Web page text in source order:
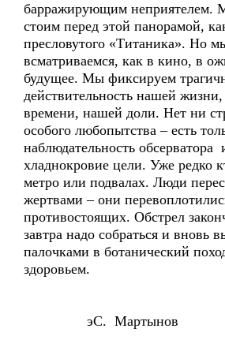
барражирующим неприятелем.
стоим перед этой панорамой,
пресловутого «Титаника». Но
всматриваемся, как в кино, в
будущее. Мы фиксируем
действительность нашей
времени, нашей доли. Нет ни
особого любопытства – есть
наблюдательность обсерватора
хладнокровие цели. Уже редко
метро или подвалах. Люди
жертвами – они
противостоящих. Обстрел
завтра надо собраться и вновь
палочками в ботанический
здоровьем.
эС. Мартынов